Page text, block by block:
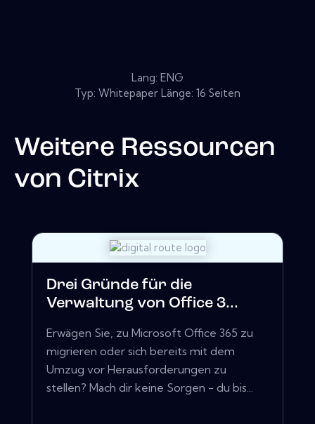
Lang: ENG
Typ: Whitepaper Länge: 16 Seiten
Weitere Ressourcen
von Citrix
Drei Gründe für die
Verwaltung von Office 3...
Erwägen Sie, zu Microsoft Office 365 zu
migrieren oder sich bereits mit dem
Umzug vor Herausforderungen zu
stellen? Mach dir keine Sorgen - du bis...